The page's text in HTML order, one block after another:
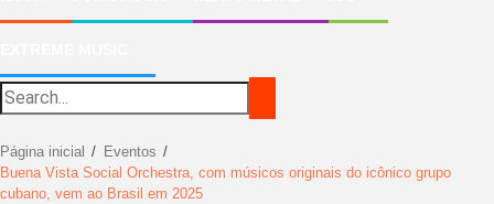
Página inicial
Eventos
Buena Vista Social Orchestra, com músicos originais do icônico grupo
cubano, vem ao Brasil em 2025